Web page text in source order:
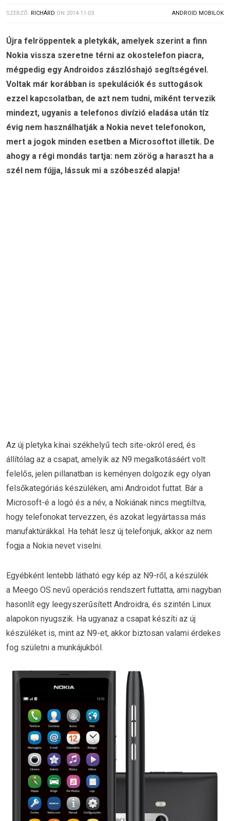
SZERZŐ: RICHÁRD ON 2014-11-03 ANDROID MOBILOK
Újra felröppentek a pletykák, amelyek szerint a finn
Nokia vissza szeretne térni az okostelefon piacra,
mégpedig egy Androidos zászlóshajó segítségével.
Voltak már korábban is spekulációk és suttogások
ezzel kapcsolatban, de azt nem tudni, miként tervezik
mindezt, ugyanis a telefonos divízió eladása után tíz
évig nem használhatják a Nokia nevet telefonokon,
mert a jogok minden esetben a Microsoftot illetik. De
ahogy a régi mondás tartja: nem zörög a haraszt ha a
szél nem fújja, lássuk mi a szóbeszéd alapja!
Az új pletyka kínai székhelyű tech site-okról ered, és
állítólag az a csapat, amelyik az N9 megalkotásáért volt
felelős, jelen pillanatban is keményen dolgozik egy olyan
felsőkategóriás készüléken, ami Androidot futtat. Bár a
Microsoft-é a logó és a név, a Nokiának nincs megtiltva,
hogy telefonokat tervezzen, és azokat legyártassa más
manufaktúrákkal. Ha tehát lesz új telefonjuk, akkor az nem
fogja a Nokia nevet viselni.
Egyébként lentebb látható egy kép az N9-ről, a készülék
a Meego OS nevű operációs rendszert futtatta, ami nagyban
hasonlít egy leegyszerűsített Androidra, és szintén Linux
alapokon nyugszik. Ha ugyanaz a csapat készíti az új
készüléket is, mint az N9-et, akkor biztosan valami érdekes
fog születni a munkájukból.